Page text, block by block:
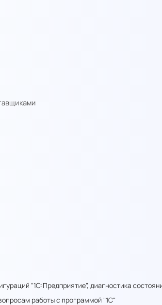
"1С:Предприятие", диагностика
работы с программой "1С"